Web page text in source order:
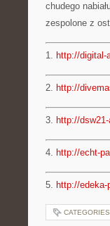
chudego
zespolone z
1. http://digital-
2. http://
3. http://
4. http://echt-
5. http://